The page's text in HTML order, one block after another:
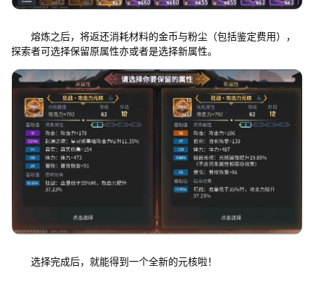
熔炼之后，将返还消耗材料的金币与粉尘（包括鉴定费用），
探索者可选择保留原属性亦或者是选择新属性。
选择完成后，就能得到一个全新的元核啦！